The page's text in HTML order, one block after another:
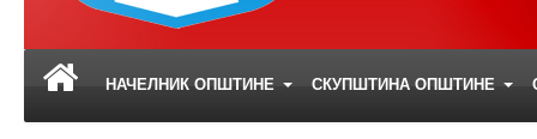
НАЧЕЛНИК ОПШТИНЕ СКУПШТИНА ОПШТИНЕ